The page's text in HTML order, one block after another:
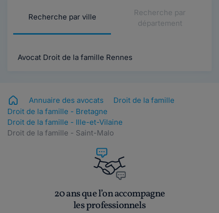
Recherche par ville
Recherche par
département
Avocat Droit de la famille Rennes
Annuaire des avocats
Droit de la famille
Droit de la famille - Bretagne
Droit de la famille - Ille-et-Vilaine
Droit de la famille - Saint-Malo
20 ans que l’on accompagne
les professionnels